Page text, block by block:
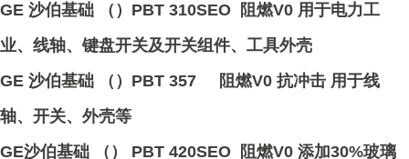
GE 沙伯基础 （）PBT 310SEO 阻燃V0 用于电力工
业、线轴、键盘开关及开关组件、工具外壳
GE 沙伯基础 （）PBT 357 阻燃V0 抗冲击 用于线
轴、开关、外壳等
GE沙伯基础 （） PBT 420SEO 阻燃V0 添加30%玻璃